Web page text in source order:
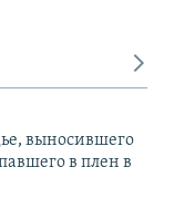
выносившего
в плен в